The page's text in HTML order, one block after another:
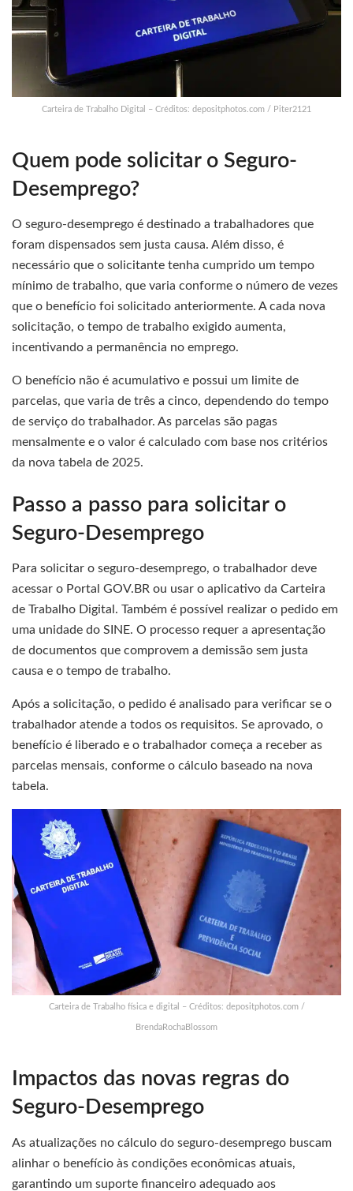
Carteira de Trabalho Digital – Créditos: depositphotos.com / Piter2121
Quem pode solicitar o Seguro-
Desemprego?
O seguro-desemprego é destinado a trabalhadores que
foram dispensados sem justa causa. Além disso, é
necessário que o solicitante tenha cumprido um tempo
mínimo de trabalho, que varia conforme o número de vezes
que o benefício foi solicitado anteriormente. A cada nova
solicitação, o tempo de trabalho exigido aumenta,
incentivando a permanência no emprego.
O benefício não é acumulativo e possui um limite de
parcelas, que varia de três a cinco, dependendo do tempo
de serviço do trabalhador. As parcelas são pagas
mensalmente e o valor é calculado com base nos critérios
da nova tabela de 2025.
Passo a passo para solicitar o
Seguro-Desemprego
Para solicitar o seguro-desemprego, o trabalhador deve
acessar o Portal GOV.BR ou usar o aplicativo da Carteira
de Trabalho Digital. Também é possível realizar o pedido em
uma unidade do SINE. O processo requer a apresentação
de documentos que comprovem a demissão sem justa
causa e o tempo de trabalho.
Após a solicitação, o pedido é analisado para verificar se o
trabalhador atende a todos os requisitos. Se aprovado, o
benefício é liberado e o trabalhador começa a receber as
parcelas mensais, conforme o cálculo baseado na nova
tabela.
Carteira de Trabalho física e digital – Créditos: depositphotos.com /
BrendaRochaBlossom
Impactos das novas regras do
Seguro-Desemprego
As atualizações no cálculo do seguro-desemprego buscam
alinhar o benefício às condições econômicas atuais,
garantindo um suporte financeiro adequado aos